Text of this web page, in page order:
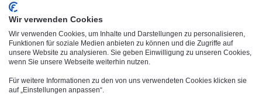
PhotoFancy Kundenbewertungen
Wir verwenden Cookies
Wir verwenden Cookies, um Inhalte und Darstellungen zu personalisieren,
Funktionen für soziale Medien anbieten zu können und die Zugriffe auf
unsere Website zu analysieren. Sie geben Einwilligung zu unseren Cookies,
wenn Sie unsere Webseite weiterhin nutzen.
Für weitere Informationen zu den von uns verwendeten Cookies klicken sie
auf „Einstellungen anpassen“.